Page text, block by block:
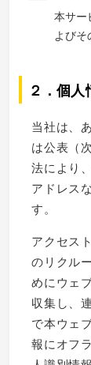
本サー
よびそ
２．個
当社は、
は公表（
法により
アドレス
す。
アクセス
のリクル
めにウェ
収集し、
で本ウェ
報にオフ